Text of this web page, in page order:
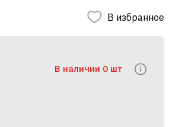
В избранное
В наличии 0 шт